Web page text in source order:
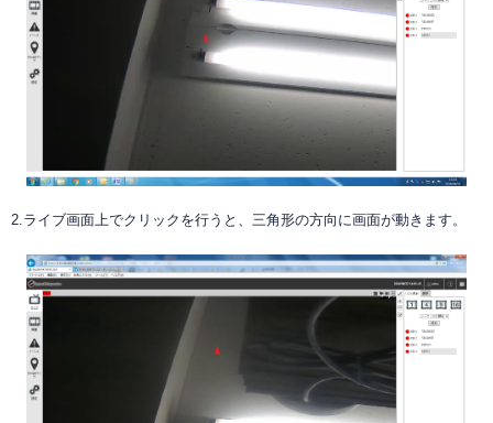
2.ライブ画面上でクリックを行うと、三角形の方向に画面が動きます。